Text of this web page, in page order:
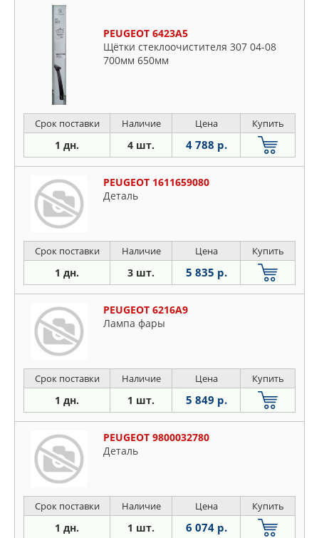
PEUGEOT 6423A5
Щётки стеклоочистителя 307 04-08
700мм 650мм
Срок поставки Наличие Цена Купить
1 дн. 4 шт. 4 788 р.
PEUGEOT 1611659080
Деталь
Срок поставки Наличие Цена Купить
1 дн. 3 шт. 5 835 р.
PEUGEOT 6216A9
Лампа фары
Срок поставки Наличие Цена Купить
1 дн. 1 шт. 5 849 р.
PEUGEOT 9800032780
Деталь
Срок поставки Наличие Цена Купить
1 дн. 1 шт. 6 074 р.